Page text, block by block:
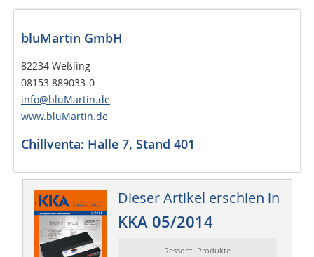
bluMartin GmbH
82234 Weßling
08153 889033-0
info@bluMartin.de
www.bluMartin.de
Chillventa: Halle 7, Stand 401
Dieser Artikel erschien in
KKA 05/2014
Ressort: Produkte